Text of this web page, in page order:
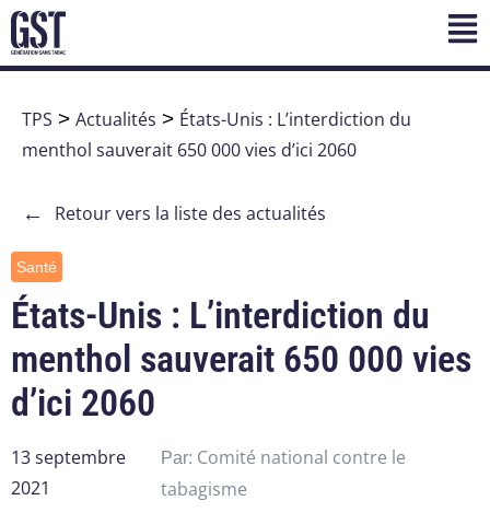
TPS > Actualités > États-Unis : L’interdiction du
menthol sauverait 650 000 vies d’ici 2060
← Retour vers la liste des actualités
Santé
États-Unis : L’interdiction du
menthol sauverait 650 000 vies
d’ici 2060
13 septembre
2021
Par: Comité national contre le
tabagisme